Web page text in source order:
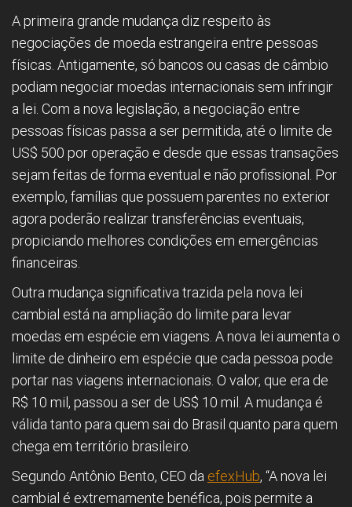
A primeira grande mudança diz respeito às
negociações de moeda estrangeira entre pessoas
físicas. Antigamente, só bancos ou casas de câmbio
podiam negociar moedas internacionais sem infringir
a lei. Com a nova legislação, a negociação entre
pessoas físicas passa a ser permitida, até o limite de
US$ 500 por operação e desde que essas transações
sejam feitas de forma eventual e não profissional. Por
exemplo, famílias que possuem parentes no exterior
agora poderão realizar transferências eventuais,
propiciando melhores condições em emergências
financeiras.
Outra mudança significativa trazida pela nova lei
cambial está na ampliação do limite para levar
moedas em espécie em viagens. A nova lei aumenta o
limite de dinheiro em espécie que cada pessoa pode
portar nas viagens internacionais. O valor, que era de
R$ 10 mil, passou a ser de US$ 10 mil. A mudança é
válida tanto para quem sai do Brasil quanto para quem
chega em território brasileiro.
Segundo Antônio Bento, CEO da efexHub, “A nova lei
cambial é extremamente benéfica, pois permite a